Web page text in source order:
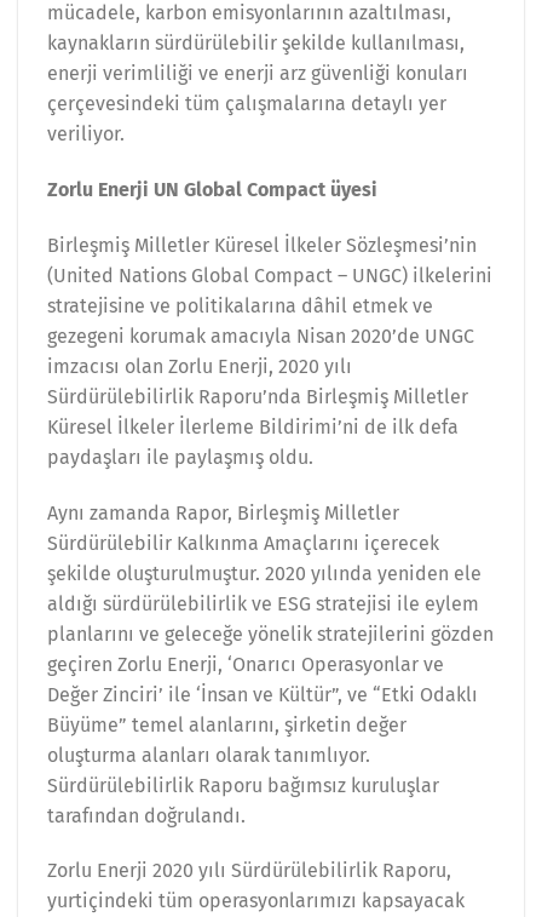
mücadele, karbon emisyonlarının azaltılması,
kaynakların sürdürülebilir şekilde kullanılması,
enerji verimliliği ve enerji arz güvenliği konuları
çerçevesindeki tüm çalışmalarına detaylı yer
veriliyor.
Zorlu Enerji UN Global Compact üyesi
Birleşmiş Milletler Küresel İlkeler Sözleşmesi’nin
(United Nations Global Compact – UNGC) ilkelerini
stratejisine ve politikalarına dâhil etmek ve
gezegeni korumak amacıyla Nisan 2020’de UNGC
imzacısı olan Zorlu Enerji, 2020 yılı
Sürdürülebilirlik Raporu’nda Birleşmiş Milletler
Küresel İlkeler İlerleme Bildirimi’ni de ilk defa
paydaşları ile paylaşmış oldu.
Aynı zamanda Rapor, Birleşmiş Milletler
Sürdürülebilir Kalkınma Amaçlarını içerecek
şekilde oluşturulmuştur. 2020 yılında yeniden ele
aldığı sürdürülebilirlik ve ESG stratejisi ile eylem
planlarını ve geleceğe yönelik stratejilerini gözden
geçiren Zorlu Enerji, ‘Onarıcı Operasyonlar ve
Değer Zinciri’ ile ‘İnsan ve Kültür”, ve “Etki Odaklı
Büyüme” temel alanlarını, şirketin değer
oluşturma alanları olarak tanımlıyor.
Sürdürülebilirlik Raporu bağımsız kuruluşlar
tarafından doğrulandı.
Zorlu Enerji 2020 yılı Sürdürülebilirlik Raporu,
yurtiçindeki tüm operasyonlarımızı kapsayacak